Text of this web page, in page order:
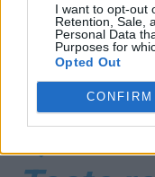
I want to opt-out
Retention, Sale,
Personal Data
Purposes for
Opted Out
CONFIRM
3,